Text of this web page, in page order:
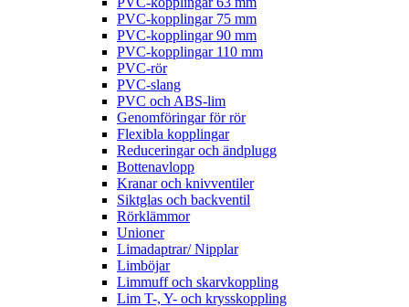
PVC-kopplingar 75 mm
PVC-kopplingar 90 mm
PVC-kopplingar 110 mm
PVC-rör
PVC-slang
PVC och ABS-lim
Genomföringar för rör
Flexibla kopplingar
Reduceringar och ändplugg
Bottenavlopp
Kranar och knivventiler
Siktglas och backventil
Rörklämmor
Unioner
Limadaptrar/ Nipplar
Limböjar
Limmuff och skarvkoppling
Lim T-, Y- och krysskoppling